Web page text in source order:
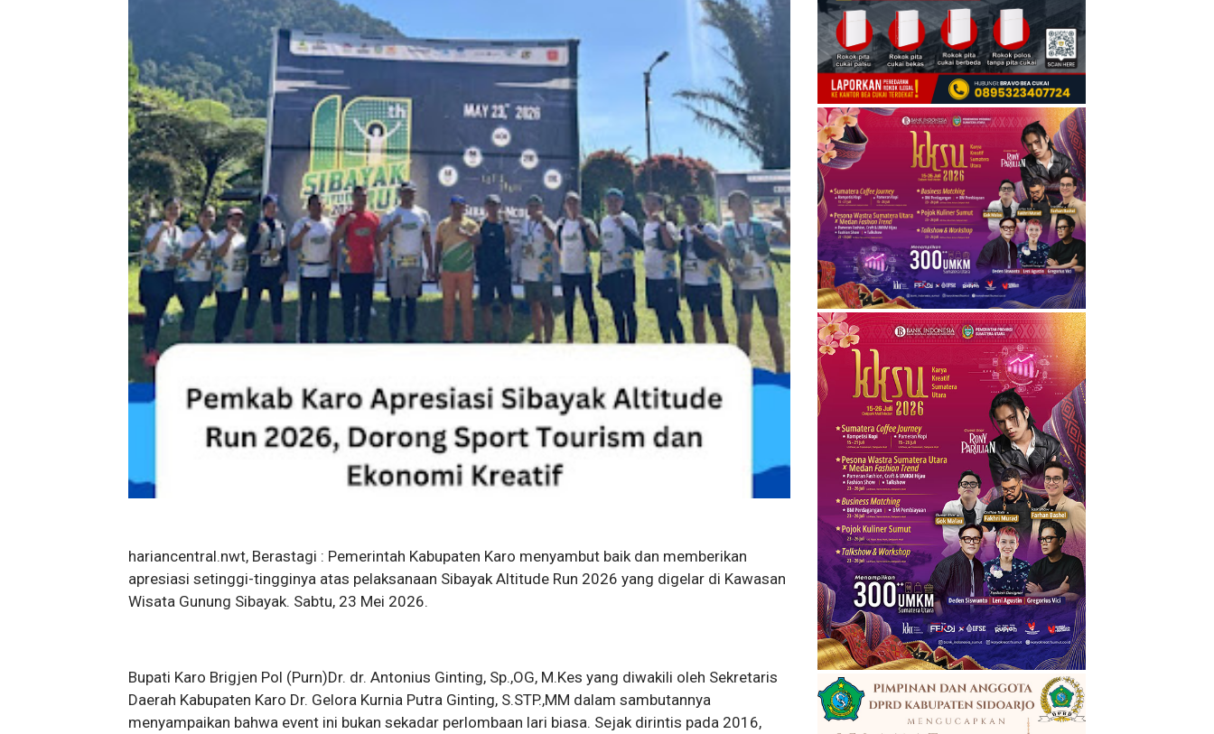
hariancentral.nwt, Berastagi : Pemerintah Kabupaten Karo menyambut baik dan memberikan
apresiasi setinggi-tingginya atas pelaksanaan Sibayak Altitude Run 2026 yang digelar di Kawasan
Wisata Gunung Sibayak. Sabtu, 23 Mei 2026.
Bupati Karo Brigjen Pol (Purn)Dr. dr. Antonius Ginting, Sp.,OG, M.Kes yang diwakili oleh Sekretaris
Daerah Kabupaten Karo Dr. Gelora Kurnia Putra Ginting, S.STP.,MM dalam sambutannya
menyampaikan bahwa event ini bukan sekadar perlombaan lari biasa. Sejak dirintis pada 2016,